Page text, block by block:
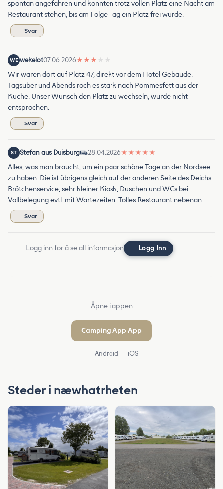
spontan angefahren und konnten trotz vollen Platz eine Nacht am
Restaurant stehen, bis am Folge Tag ein Platz frei wurde.
Svar
WE wekelot07.06.2026★ ★ ★ ★ ★
Wir waren dort auf Platz 47, direkt vor dem Hotel Gebäude.
Tagsüber und Abends roch es stark nach Pommesfett aus der
Küche. Unser Wunsch den Platz zu wechseln, wurde nicht
entsprochen.
Svar
ST Stefan aus Duisburg 28.04.2026★ ★ ★ ★ ★
Alles, was man braucht, um ein paar schöne Tage an der Nordsee
zu haben. Die ist übrigens gleich auf der anderen Seite des Deichs .
Brötchenservice, sehr kleiner Kiosk, Duschen und WCs bei
Vollbelegung evtl. mit Wartezeiten. Tolles Restaurant nebenan.
Svar
Logg inn for å se all informasjon Logg Inn
Åpne i appen
Camping App App
Android iOS
Steder i næwhatrheten